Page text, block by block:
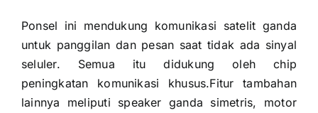
Ponsel ini mendukung komunikasi satelit ganda
untuk panggilan dan pesan saat tidak ada sinyal
seluler. Semua itu didukung oleh chip
peningkatan komunikasi khusus.Fitur tambahan
lainnya meliputi speaker ganda simetris, motor